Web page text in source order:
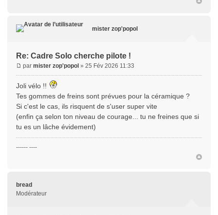
mister zop'popol
Re: Cadre Solo cherche pilote !
par mister zop'popol » 25 Fév 2026 11:33
Joli vélo !!
Tes gommes de freins sont prévues pour la céramique ?
Si c'est le cas, ils risquent de s'user super vite
(enfin ça selon ton niveau de courage... tu ne freines que si
tu es un lâche évidement)
------ ----
bread
Modérateur